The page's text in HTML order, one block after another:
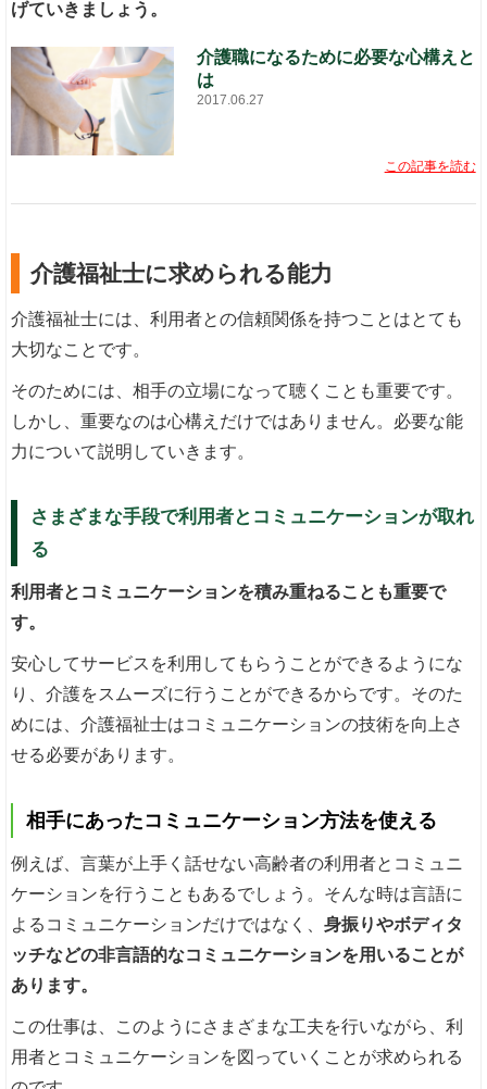
げていきましょう。
介護職になるために必要な心構えと
は
2017.06.27
この記事を読む
介護福祉士に求められる能力
介護福祉士には、利用者との信頼関係を持つことはとても
大切なことです。
そのためには、相手の立場になって聴くことも重要です。
しかし、重要なのは心構えだけではありません。必要な能
力について説明していきます。
さまざまな手段で利用者とコミュニケーションが取れ
る
利用者とコミュニケーションを積み重ねることも重要で
す。
安心してサービスを利用してもらうことができるようにな
り、介護をスムーズに行うことができるからです。そのた
めには、介護福祉士はコミュニケーションの技術を向上さ
せる必要があります。
相手にあったコミュニケーション方法を使える
例えば、言葉が上手く話せない高齢者の利用者とコミュニ
ケーションを行うこともあるでしょう。そんな時は言語に
よるコミュニケーションだけではなく、身振りやボディタ
ッチなどの非言語的なコミュニケーションを用いることが
あります。
この仕事は、このようにさまざまな工夫を行いながら、利
用者とコミュニケーションを図っていくことが求められる